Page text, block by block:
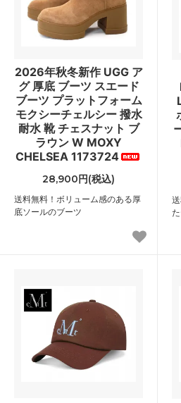
2026年秋冬新作 UGG ア
グ 厚底 ブーツ スエード
ブーツ プラットフォーム
モクシーチェルシー 撥水
耐水 靴 チェスナット ブ
ラウン W MOXY
CHELSEA 1173724
28,900円(税込)
送料無料！ボリューム感のある厚
底ソールのブーツ